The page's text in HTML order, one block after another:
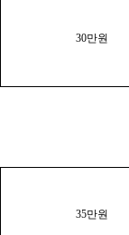
30만원
35만원